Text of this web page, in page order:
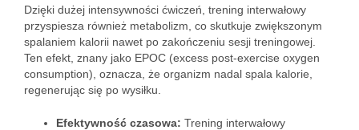
Dzięki dużej intensywności ćwiczeń, trening interwałowy
przyspiesza również metabolizm, co skutkuje zwiększonym
spalaniem kalorii nawet po zakończeniu sesji treningowej.
Ten efekt, znany jako EPOC (excess post-exercise oxygen
consumption), oznacza, że organizm nadal spala kalorie,
regenerując się po wysiłku.
Efektywność czasowa: Trening interwałowy